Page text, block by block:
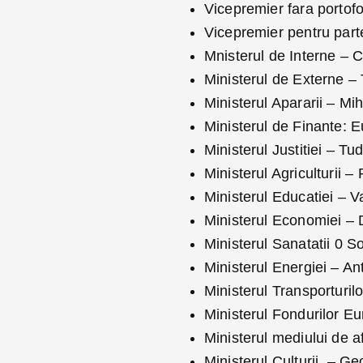
Vicepremier fara
Vicepremier pentru
Mnisterul de Interne –
Ministerul de Externe –
Ministerul Apararii –
Ministerul de Finante:
Ministerul Justitiei –
Ministerul Agriculturii –
Ministerul Educatiei –
Ministerul Economiei –
Ministerul Sanatatii 0
Ministerul Energiei –
Ministerul
Ministerul Fondurilor
Ministerul mediului de